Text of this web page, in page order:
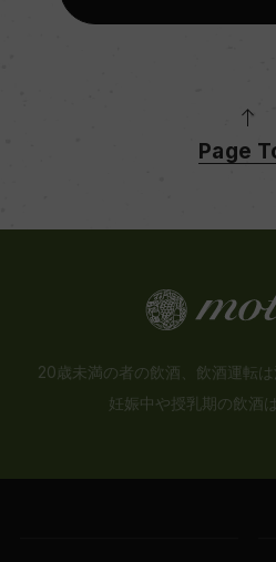
Page
20歳未満の者の飲酒、飲酒運転は
妊娠中や授乳期の飲酒